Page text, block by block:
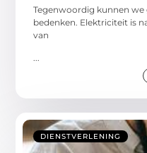
Tegenwoordig kunnen
bedenken. Elektriciteit is
van
...
DIENSTVERLENING